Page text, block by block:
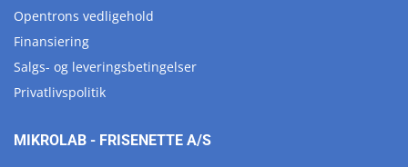
Opentrons vedligehold
Finansiering
Salgs- og leveringsbetingelser
Privatlivspolitik
MIKROLAB - FRISENETTE A/S